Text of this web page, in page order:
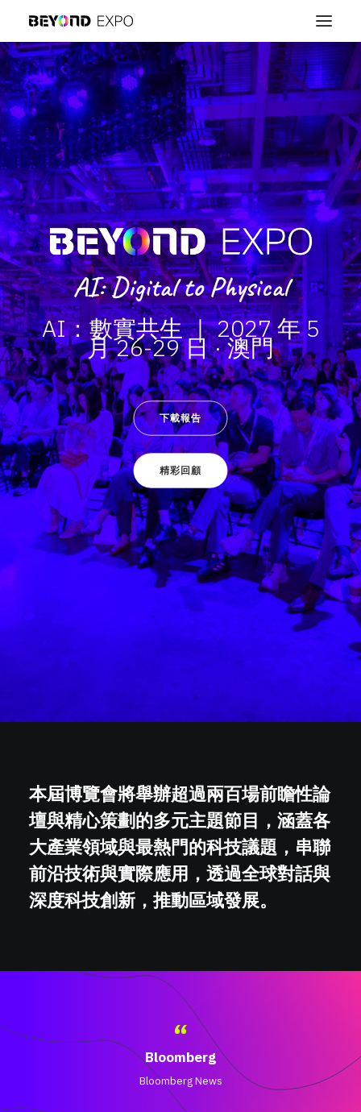
AI: Digital to Physical
AI：數實共生 ｜ 2027 年 5
月 26-29 日 · 澳門
下載報告
精彩回顧
本屆博覽會將舉辦超過兩百場前瞻性論
壇與精心策劃的多元主題節目，涵蓋各
大產業領域與最熱門的科技議題，串聯
前沿技術與實際應用，透過全球對話與
深度科技創新，推動區域發展。
“
Bloomberg
Bloomberg News